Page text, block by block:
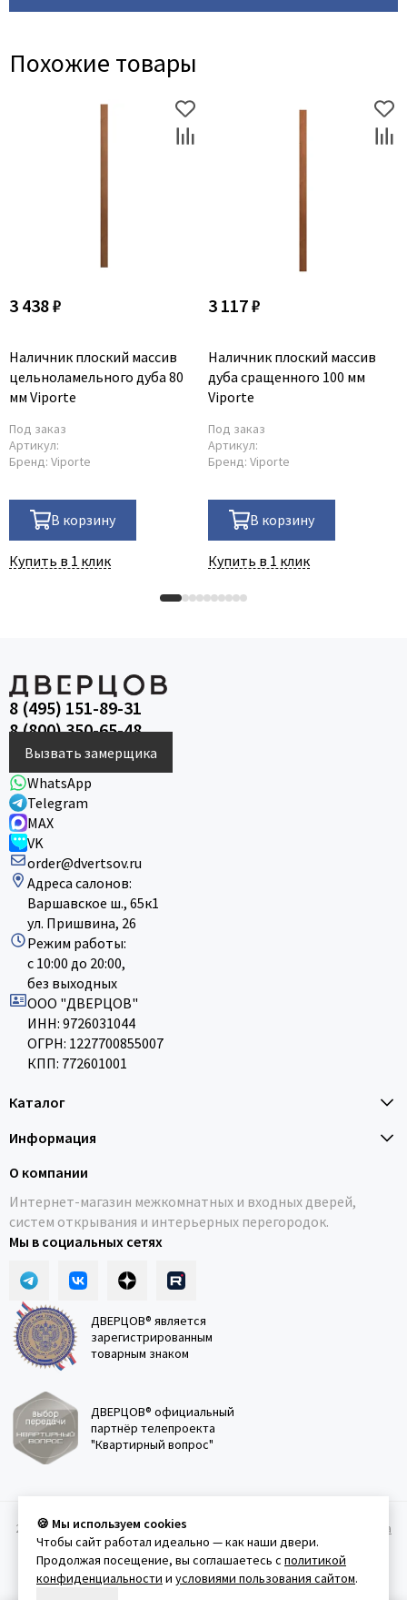
Похожие товары
3 438 ₽
Наличник плоский массив
цельноламельного дуба 80
мм Viporte
Под заказ
Артикул:
Бренд: Viporte
В корзину
Купить в 1 клик
3 117 ₽
Наличник плоский массив
дуба сращенного 100 мм
Viporte
Под заказ
Артикул:
Бренд: Viporte
В корзину
Купить в 1 клик
8 (495) 151-89-31
8 (800) 350-65-48
Вызвать замерщика
WhatsApp
Telegram
MAX
VK
order@dvertsov.ru
Адреса салонов:
Варшавское ш., 65к1
ул. Пришвина, 26
Режим работы:
с 10:00 до 20:00,
без выходных
ООО "ДВЕРЦОВ"
ИНН: 9726031044
ОГРН: 1227700855007
КПП: 772601001
Каталог
Информация
О компании
Интернет-магазин межкомнатных и входных дверей,
систем открывания и интерьерных перегородок.
Мы в социальных сетях
ДВЕРЦОВ® является
зарегистрированным
товарным знаком
ДВЕРЦОВ® официальный
партнёр телепроекта
"Квартирный вопрос"
2011-2026 © Дверцов. Карта сайта
Политика
конфеденциальности Условия использования сайта
🍪 Мы используем cookies
Чтобы сайт работал идеально — как наши двери.
Продолжая посещение, вы соглашаетесь с политикой
конфиденциальности и условиями пользования сайтом.